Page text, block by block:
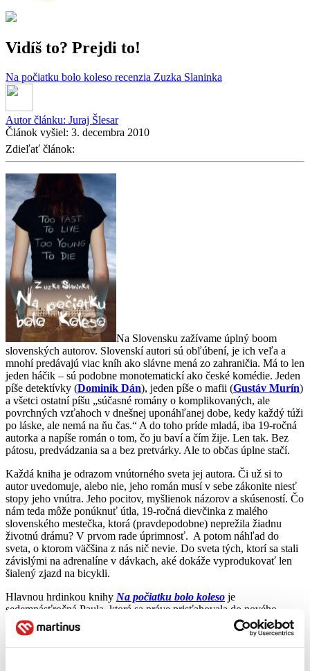
Vidíš to? Prejdi to!
Na počiatku bolo koleso recenzia Zuzka Slaninka
Autor článku: Juraj Šlesar
Článok vyšiel: 3. decembra 2010
Zdieľať článok:
Na Slovensku zažívame úplný boom
slovenských autorov. Slovenskí autori sú obľúbení, je ich veľa a
mnohí predávajú viac kníh ako slávne mená zo zahraničia. Má to len
jeden háčik – sú podobne monotematickí ako české komédie. Jeden
píše detektívky (Dominik Dán), jeden píše o mafii (Gustáv Murín)
a všetci ostatní píšu „súčasné romány o komplikovaných, ale
povrchných vzťahoch v dnešnej uponáhľanej dobe, kedy každý túži
po láske, ale nemá na ňu čas.“ A do toho príde mladá, iba 19-ročná
autorka a napíše román o tom, čo ju baví a čím žije. Len tak. Bez
pátosu, predvádzania sa a bez pretvárky. Ale to občas úplne stačí.
Každá kniha je odrazom vnútorného sveta jej autora. Či už si to
autor uvedomuje, alebo nie, jeho román musí v sebe zákonite niesť
stopy jeho vnútra. Jeho pocitov, myšlienok názorov a skúseností. Čo
nám teda môže ponúknuť útla, 19-ročná dievčinka z malého
slovenského mestečka, ktorá (pravdepodobne) neprežila žiadnu
životnú drámu? V prvom rade úprimnosť. A potom náhľad do
sveta, o ktorom väčšina z nás nič nevie. Do sveta tých, ktorí sa stali
závislými na adrenalíne v dávkach, aké dokáže vyprodukovať len
šialený zjazd na bicykli.
Hlavnou hrdinkou knihy Na počiatku bolo koleso je
sedemnásťročná Paula, ktorá sa práve prisťahovala do nového
mesta. Celý jej svet sa točí okolo bicyklovania a Čerepa (ako s
láskou prezýva svoj bicykel), preto netrvá dlho a stáva sa súčasťou
miestnej bajkerskej komunity. A vtedy sa roztáča kolotoč